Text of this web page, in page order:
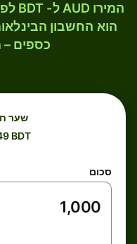
הוא החשבון
כספים –
שער
BDT
סכום